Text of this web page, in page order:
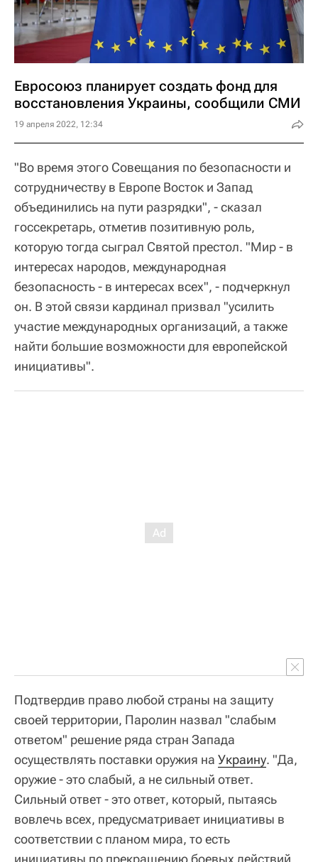
Евросоюз планирует создать фонд для
восстановления Украины, сообщили СМИ
19 апреля 2022, 12:34
"Во время этого Совещания по безопасности и
сотрудничеству в Европе Восток и Запад
объединились на пути разрядки", - сказал
госсекретарь, отметив позитивную роль,
которую тогда сыграл Святой престол. "Мир - в
интересах народов, международная
безопасность - в интересах всех", - подчеркнул
он. В этой связи кардинал призвал "усилить
участие международных организаций, а также
найти большие возможности для европейской
инициативы".
Подтвердив право любой страны на защиту
своей территории, Паролин назвал "слабым
ответом" решение ряда стран Запада
осуществлять поставки оружия на Украину. "Да,
оружие - это слабый, а не сильный ответ.
Сильный ответ - это ответ, который, пытаясь
вовлечь всех, предусматривает инициативы в
соответствии с планом мира, то есть
инициативы по прекращению боевых действий,